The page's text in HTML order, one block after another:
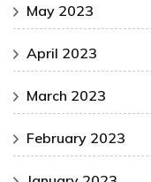
May 2023
April 2023
March 2023
February 2023